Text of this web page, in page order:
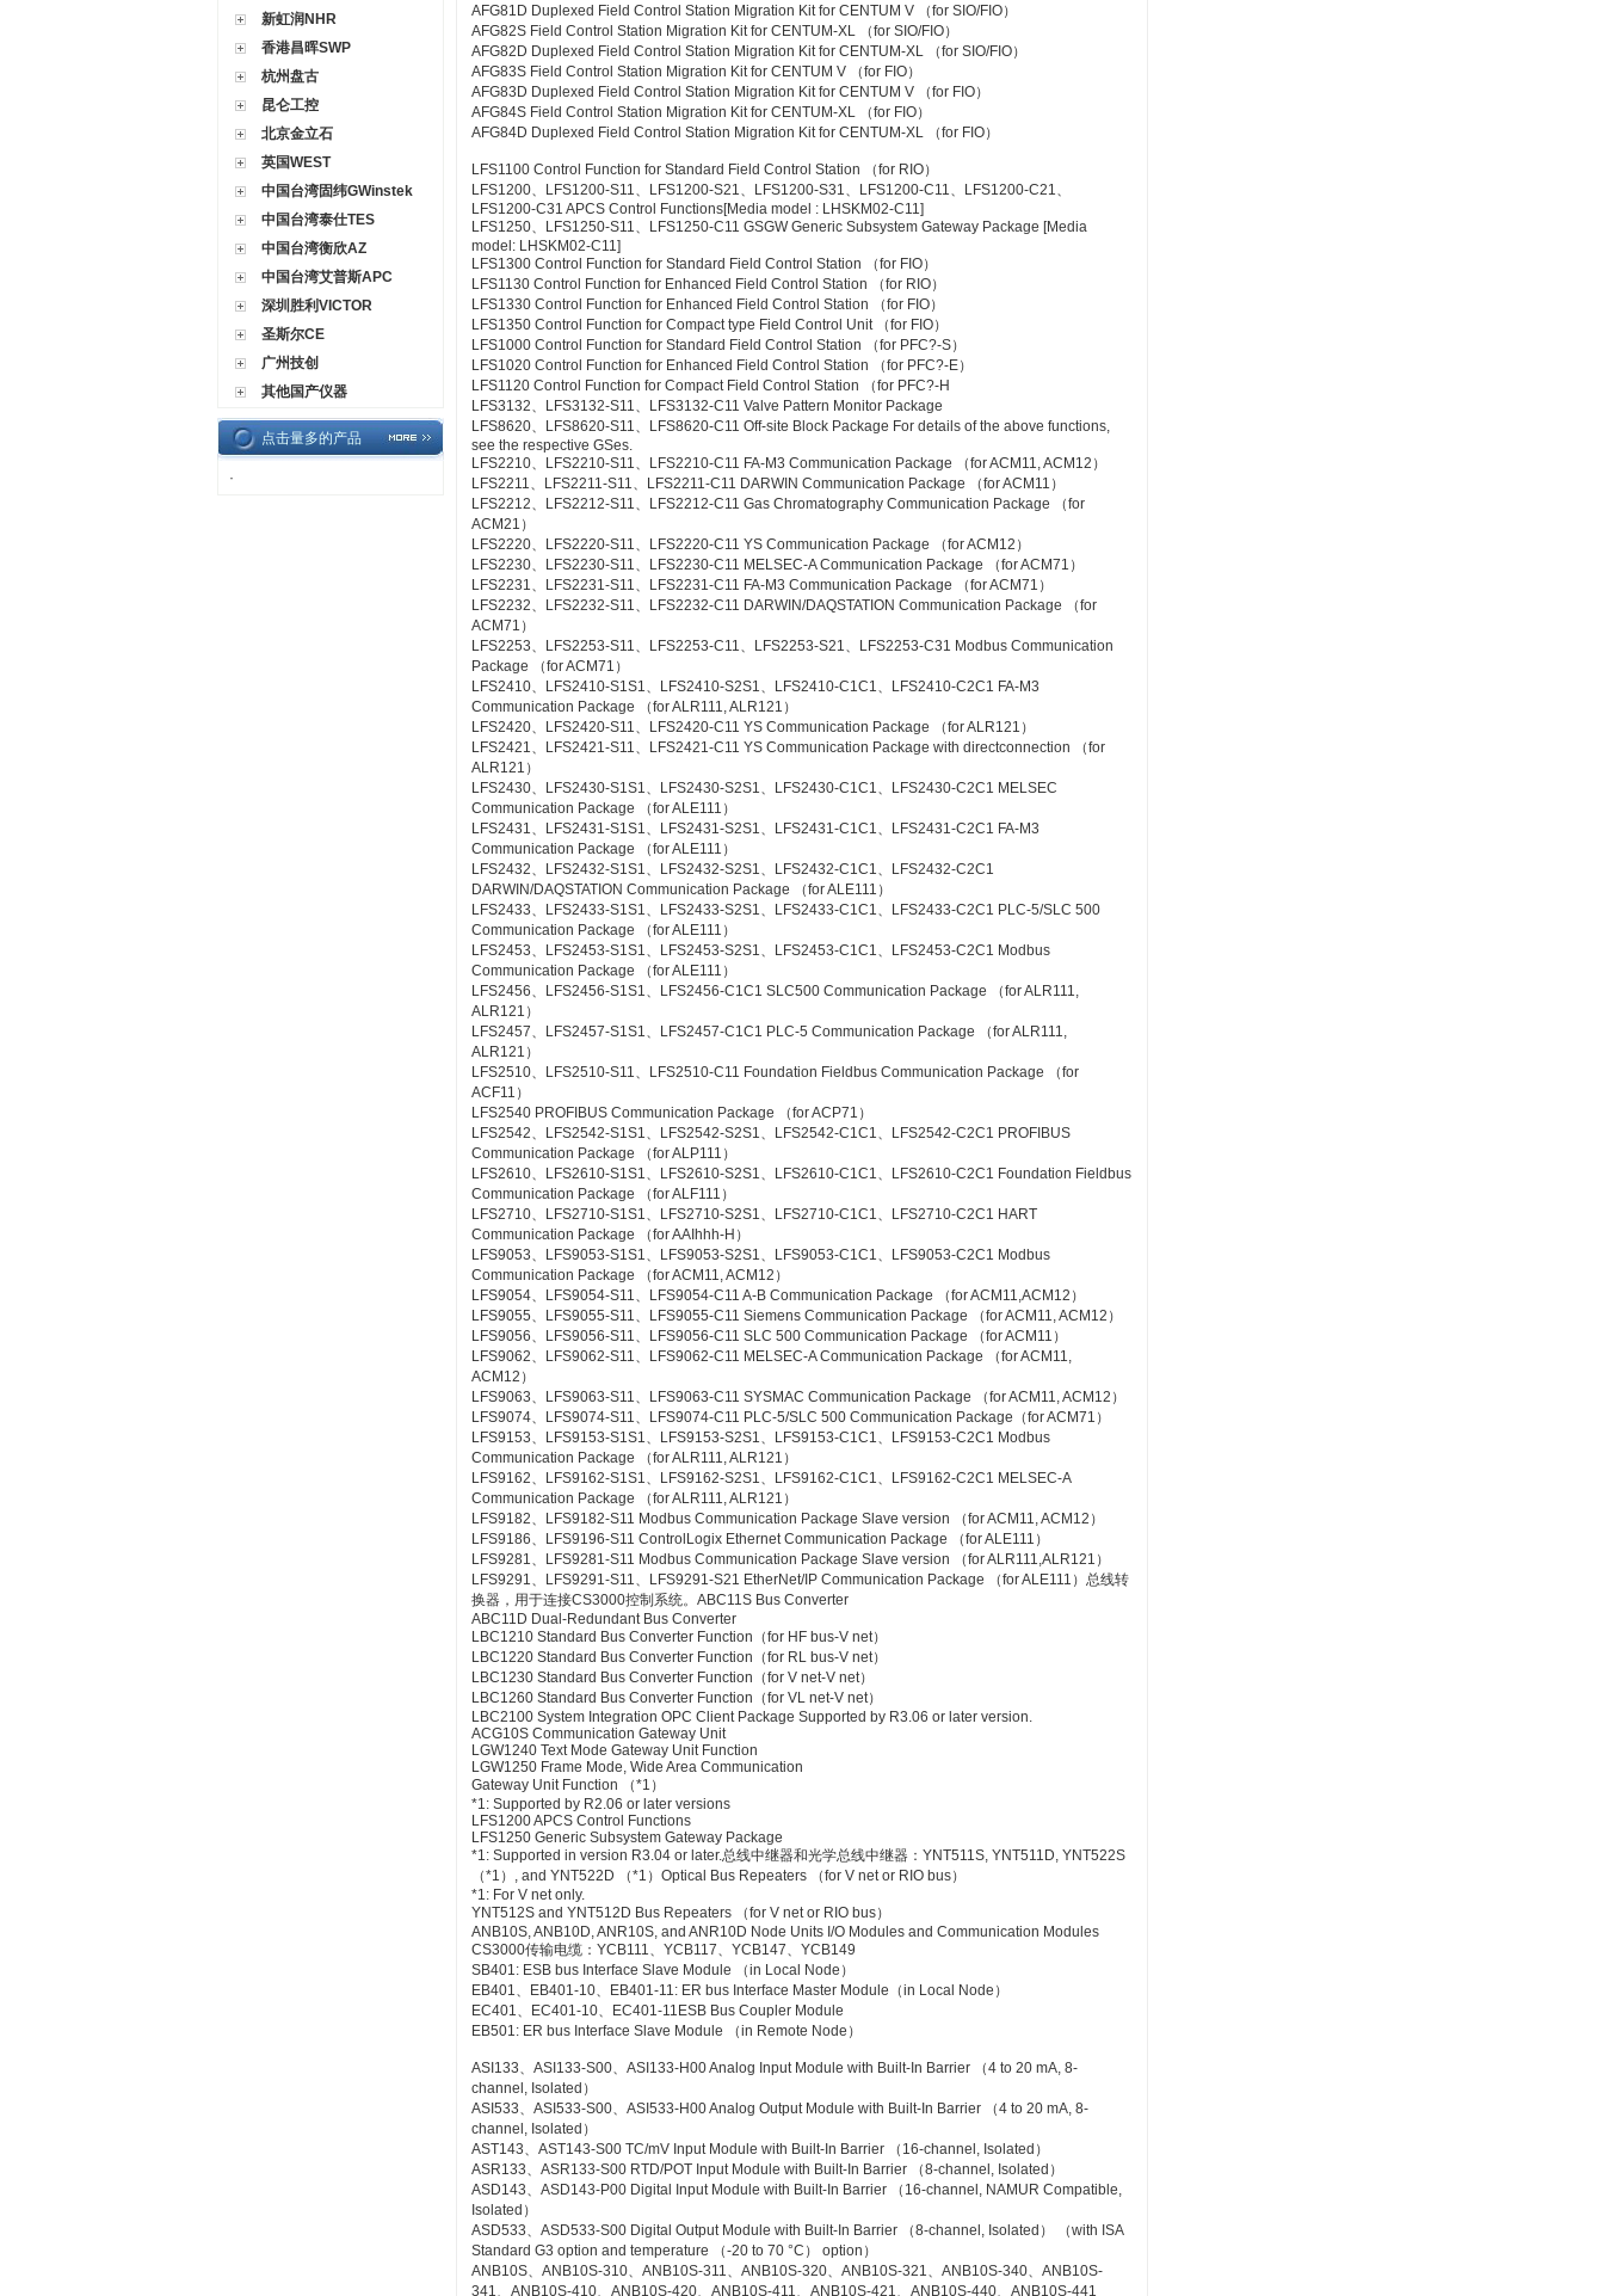
新虹润NHR
香港昌晖SWP
杭州盘古
昆仑工控
北京金立石
英国WEST
中国台湾固纬GWinstek
中国台湾泰仕TES
中国台湾衡欣AZ
中国台湾艾普斯APC
深圳胜利VICTOR
圣斯尔CE
广州技创
其他国产仪器
点击量多的产品
·
AFG81D Duplexed Field Control Station Migration Kit for CENTUM V （for SIO/FIO）
AFG82S Field Control Station Migration Kit for CENTUM-XL （for SIO/FIO）
AFG82D Duplexed Field Control Station Migration Kit for CENTUM-XL （for SIO/FIO）
AFG83S Field Control Station Migration Kit for CENTUM V （for FIO）
AFG83D Duplexed Field Control Station Migration Kit for CENTUM V （for FIO）
AFG84S Field Control Station Migration Kit for CENTUM-XL （for FIO）
AFG84D Duplexed Field Control Station Migration Kit for CENTUM-XL （for FIO）
LFS1100 Control Function for Standard Field Control Station （for RIO）
LFS1200、LFS1200-S11、LFS1200-S21、LFS1200-S31、LFS1200-C11、LFS1200-C21、
LFS1200-C31 APCS Control Functions[Media model : LHSKM02-C11]
LFS1250、LFS1250-S11、LFS1250-C11 GSGW Generic Subsystem Gateway Package [Media
model: LHSKM02-C11]
LFS1300 Control Function for Standard Field Control Station （for FIO）
LFS1130 Control Function for Enhanced Field Control Station （for RIO）
LFS1330 Control Function for Enhanced Field Control Station （for FIO）
LFS1350 Control Function for Compact type Field Control Unit （for FIO）
LFS1000 Control Function for Standard Field Control Station （for PFC?-S）
LFS1020 Control Function for Enhanced Field Control Station （for PFC?-E）
LFS1120 Control Function for Compact Field Control Station （for PFC?-H
LFS3132、LFS3132-S11、LFS3132-C11 Valve Pattern Monitor Package
LFS8620、LFS8620-S11、LFS8620-C11 Off-site Block Package For details of the above functions,
see the respective GSes.
LFS2210、LFS2210-S11、LFS2210-C11 FA-M3 Communication Package （for ACM11, ACM12）
LFS2211、LFS2211-S11、LFS2211-C11 DARWIN Communication Package （for ACM11）
LFS2212、LFS2212-S11、LFS2212-C11 Gas Chromatography Communication Package （for
ACM21）
LFS2220、LFS2220-S11、LFS2220-C11 YS Communication Package （for ACM12）
LFS2230、LFS2230-S11、LFS2230-C11 MELSEC-A Communication Package （for ACM71）
LFS2231、LFS2231-S11、LFS2231-C11 FA-M3 Communication Package （for ACM71）
LFS2232、LFS2232-S11、LFS2232-C11 DARWIN/DAQSTATION Communication Package （for
ACM71）
LFS2253、LFS2253-S11、LFS2253-C11、LFS2253-S21、LFS2253-C31 Modbus Communication
Package （for ACM71）
LFS2410、LFS2410-S1S1、LFS2410-S2S1、LFS2410-C1C1、LFS2410-C2C1 FA-M3
Communication Package （for ALR111, ALR121）
LFS2420、LFS2420-S11、LFS2420-C11 YS Communication Package （for ALR121）
LFS2421、LFS2421-S11、LFS2421-C11 YS Communication Package with directconnection （for
ALR121）
LFS2430、LFS2430-S1S1、LFS2430-S2S1、LFS2430-C1C1、LFS2430-C2C1 MELSEC
Communication Package （for ALE111）
LFS2431、LFS2431-S1S1、LFS2431-S2S1、LFS2431-C1C1、LFS2431-C2C1 FA-M3
Communication Package （for ALE111）
LFS2432、LFS2432-S1S1、LFS2432-S2S1、LFS2432-C1C1、LFS2432-C2C1
DARWIN/DAQSTATION Communication Package （for ALE111）
LFS2433、LFS2433-S1S1、LFS2433-S2S1、LFS2433-C1C1、LFS2433-C2C1 PLC-5/SLC 500
Communication Package （for ALE111）
LFS2453、LFS2453-S1S1、LFS2453-S2S1、LFS2453-C1C1、LFS2453-C2C1 Modbus
Communication Package （for ALE111）
LFS2456、LFS2456-S1S1、LFS2456-C1C1 SLC500 Communication Package （for ALR111,
ALR121）
LFS2457、LFS2457-S1S1、LFS2457-C1C1 PLC-5 Communication Package （for ALR111,
ALR121）
LFS2510、LFS2510-S11、LFS2510-C11 Foundation Fieldbus Communication Package （for
ACF11）
LFS2540 PROFIBUS Communication Package （for ACP71）
LFS2542、LFS2542-S1S1、LFS2542-S2S1、LFS2542-C1C1、LFS2542-C2C1 PROFIBUS
Communication Package （for ALP111）
LFS2610、LFS2610-S1S1、LFS2610-S2S1、LFS2610-C1C1、LFS2610-C2C1 Foundation Fieldbus
Communication Package （for ALF111）
LFS2710、LFS2710-S1S1、LFS2710-S2S1、LFS2710-C1C1、LFS2710-C2C1 HART
Communication Package （for AAIhhh-H）
LFS9053、LFS9053-S1S1、LFS9053-S2S1、LFS9053-C1C1、LFS9053-C2C1 Modbus
Communication Package （for ACM11, ACM12）
LFS9054、LFS9054-S11、LFS9054-C11 A-B Communication Package （for ACM11,ACM12）
LFS9055、LFS9055-S11、LFS9055-C11 Siemens Communication Package （for ACM11, ACM12）
LFS9056、LFS9056-S11、LFS9056-C11 SLC 500 Communication Package （for ACM11）
LFS9062、LFS9062-S11、LFS9062-C11 MELSEC-A Communication Package （for ACM11,
ACM12）
LFS9063、LFS9063-S11、LFS9063-C11 SYSMAC Communication Package （for ACM11, ACM12）
LFS9074、LFS9074-S11、LFS9074-C11 PLC-5/SLC 500 Communication Package（for ACM71）
LFS9153、LFS9153-S1S1、LFS9153-S2S1、LFS9153-C1C1、LFS9153-C2C1 Modbus
Communication Package （for ALR111, ALR121）
LFS9162、LFS9162-S1S1、LFS9162-S2S1、LFS9162-C1C1、LFS9162-C2C1 MELSEC-A
Communication Package （for ALR111, ALR121）
LFS9182、LFS9182-S11 Modbus Communication Package Slave version （for ACM11, ACM12）
LFS9186、LFS9196-S11 ControlLogix Ethernet Communication Package （for ALE111）
LFS9281、LFS9281-S11 Modbus Communication Package Slave version （for ALR111,ALR121）
LFS9291、LFS9291-S11、LFS9291-S21 EtherNet/IP Communication Package （for ALE111）总线转
换器，用于连接CS3000控制系统。ABC11S Bus Converter
ABC11D Dual-Redundant Bus Converter
LBC1210 Standard Bus Converter Function（for HF bus-V net）
LBC1220 Standard Bus Converter Function（for RL bus-V net）
LBC1230 Standard Bus Converter Function（for V net-V net）
LBC1260 Standard Bus Converter Function（for VL net-V net）
LBC2100 System Integration OPC Client Package Supported by R3.06 or later version.
ACG10S Communication Gateway Unit
LGW1240 Text Mode Gateway Unit Function
LGW1250 Frame Mode, Wide Area Communication
Gateway Unit Function （*1）
*1: Supported by R2.06 or later versions
LFS1200 APCS Control Functions
LFS1250 Generic Subsystem Gateway Package
*1: Supported in version R3.04 or later.总线中继器和光学总线中继器：YNT511S, YNT511D, YNT522S
（*1）, and YNT522D （*1）Optical Bus Repeaters （for V net or RIO bus）
*1: For V net only.
YNT512S and YNT512D Bus Repeaters （for V net or RIO bus）
ANB10S, ANB10D, ANR10S, and ANR10D Node Units I/O Modules and Communication Modules
CS3000传输电缆：YCB111、YCB117、YCB147、YCB149
SB401: ESB bus Interface Slave Module （in Local Node）
EB401、EB401-10、EB401-11: ER bus Interface Master Module（in Local Node）
EC401、EC401-10、EC401-11ESB Bus Coupler Module
EB501: ER bus Interface Slave Module （in Remote Node）
ASI133、ASI133-S00、ASI133-H00 Analog Input Module with Built-In Barrier （4 to 20 mA, 8-
channel, Isolated）
ASI533、ASI533-S00、ASI533-H00 Analog Output Module with Built-In Barrier （4 to 20 mA, 8-
channel, Isolated）
AST143、AST143-S00 TC/mV Input Module with Built-In Barrier （16-channel, Isolated）
ASR133、ASR133-S00 RTD/POT Input Module with Built-In Barrier （8-channel, Isolated）
ASD143、ASD143-P00 Digital Input Module with Built-In Barrier （16-channel, NAMUR Compatible,
Isolated）
ASD533、ASD533-S00 Digital Output Module with Built-In Barrier （8-channel, Isolated） （with ISA
Standard G3 option and temperature （-20 to 70 °C） option）
ANB10S、ANB10S-310、ANB10S-311、ANB10S-320、ANB10S-321、ANB10S-340、ANB10S-
341、ANB10S-410、ANB10S-420、ANB10S-411、ANB10S-421、ANB10S-440、ANB10S-441